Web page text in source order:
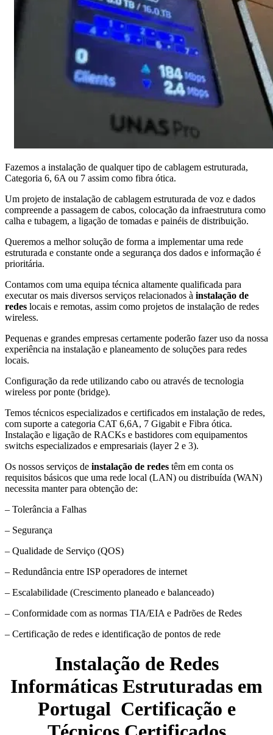
Fazemos a instalação de qualquer tipo de cablagem estruturada,
Categoria 6, 6A ou 7 assim como fibra ótica.
Um projeto de instalação de cablagem estruturada de voz e dados
compreende a passagem de cabos, colocação da infraestrutura como
calha e tubagem, a ligação de tomadas e painéis de distribuição.
Queremos a melhor solução de forma a implementar uma rede
estruturada e constante onde a segurança dos dados e informação é
prioritária.
Contamos com uma equipa técnica altamente qualificada para
executar os mais diversos serviços relacionados à instalação de
redes locais e remotas, assim como projetos de instalação de redes
wireless.
Pequenas e grandes empresas certamente poderão fazer uso da nossa
experiência na instalação e planeamento de soluções para redes
locais.
Configuração da rede utilizando cabo ou através de tecnologia
wireless por ponte (bridge).
Temos técnicos especializados e certificados em instalação de redes,
com suporte a categoria CAT 6,6A, 7 Gigabit e Fibra ótica.
Instalação e ligação de RACKs e bastidores com equipamentos
switchs especializados e empresariais (layer 2 e 3).
Os nossos serviços de instalação de redes têm em conta os
requisitos básicos que uma rede local (LAN) ou distribuída (WAN)
necessita manter para obtenção de:
– Tolerância a Falhas
– Segurança
– Qualidade de Serviço (QOS)
– Redundância entre ISP operadores de internet
– Escalabilidade (Crescimento planeado e balanceado)
– Conformidade com as normas TIA/EIA e Padrões de Redes
– Certificação de redes e identificação de pontos de rede
Instalação de Redes
Informáticas Estruturadas em
Portugal Certificação e